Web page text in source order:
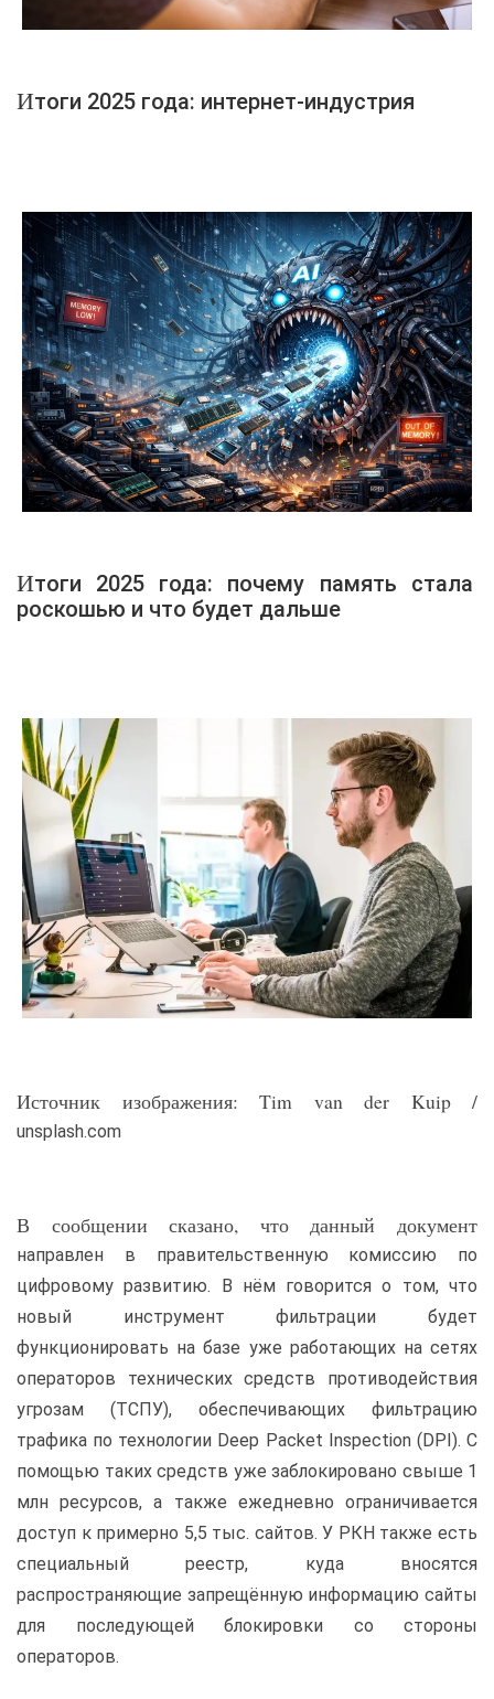
Итоги 2025 года: интернет-индустрия
Итоги 2025 года: почему память стала
роскошью и что будет дальше
Источник изображения: Tim van der Kuip /
unsplash.com
В сообщении сказано, что данный документ
направлен в правительственную комиссию по
цифровому развитию. В нём говорится о том, что
новый инструмент фильтрации будет
функционировать на базе уже работающих на сетях
операторов технических средств противодействия
угрозам (ТСПУ), обеспечивающих фильтрацию
трафика по технологии Deep Packet Inspection (DPI). С
помощью таких средств уже заблокировано свыше 1
млн ресурсов, а также ежедневно ограничивается
доступ к примерно 5,5 тыс. сайтов. У РКН также есть
специальный реестр, куда вносятся
распространяющие запрещённую информацию сайты
для последующей блокировки со стороны
операторов.